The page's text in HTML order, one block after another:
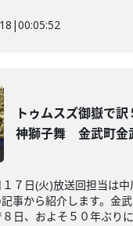
|00:05:52
トゥムスズ御嶽で
神獅子舞 金武町金
７日(火)放送回担当は
事から紹介します。金
日、およそ５０年ぶり